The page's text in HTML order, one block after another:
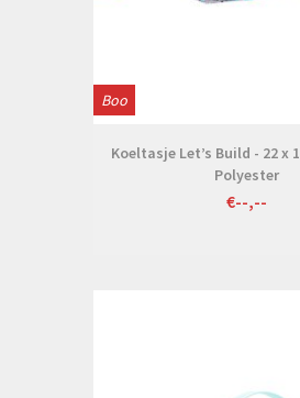
Boo
Koeltasje Let’s Build - 22 x
Polyester
€--,--